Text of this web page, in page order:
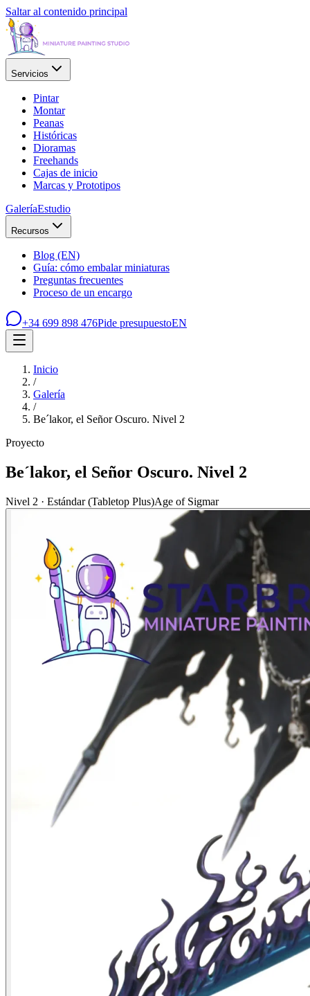
Saltar al contenido principal
Servicios
Pintar
Montar
Peanas
Históricas
Dioramas
Freehands
Cajas de inicio
Marcas y Prototipos
GaleríaEstudio
Recursos
Blog (EN)
Guía: cómo embalar miniaturas
Preguntas frecuentes
Proceso de un encargo
+34 699 898 476Pide presupuestoEN
Inicio
/
Galería
/
Be´lakor, el Señor Oscuro. Nivel 2
Proyecto
Be´lakor, el Señor Oscuro. Nivel 2
Nivel 2 · Estándar (Tabletop Plus)Age of Sigmar